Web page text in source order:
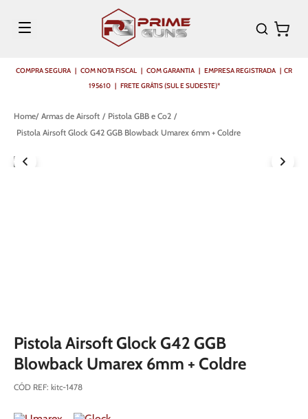
COMPRA SEGURA | COM NOTA FISCAL | COM GARANTIA | EMPRESA REGISTRADA | CR
195610 | FRETE GRÁTIS (SUL E SUDESTE)*
Armas de Airsoft
Pistola GBB e Co2
Pistola Airsoft Glock G42 GGB Blowback Umarex 6mm + Coldre
Pistola Airsoft Glock G42 GGB
Blowback Umarex 6mm + Coldre
CÓD REF: kitc-1478